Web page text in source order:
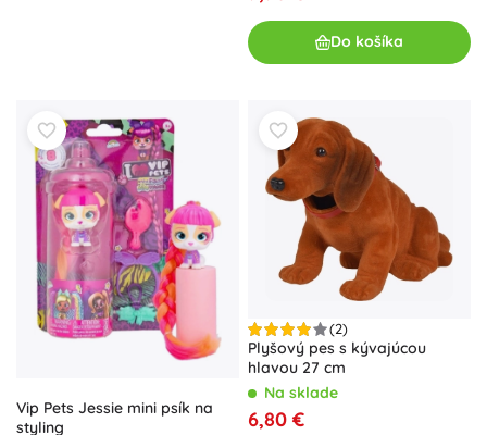
Do košíka
Vip Pets Jessie mini psík na
styling
(2)
Plyšový pes s kývajúcou
hlavou 27 cm
Na sklade
6,80 €